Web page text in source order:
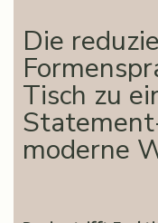
Die
Tisch zu
moderne